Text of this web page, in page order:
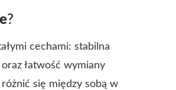
?
cechami: stabilna
łatwość wymiany
się między sobą w